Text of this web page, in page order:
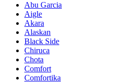
Abu Garcia
Aigle
Akara
Alaskan
Black Side
Chiruca
Chota
Comfort
Comfortika